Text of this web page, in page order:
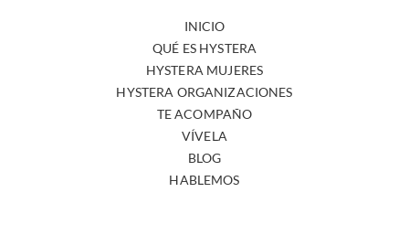
INICIO
QUÉ ES HYSTERA
HYSTERA MUJERES
HYSTERA ORGANIZACIONES
TE ACOMPAÑO
VÍVELA
BLOG
HABLEMOS